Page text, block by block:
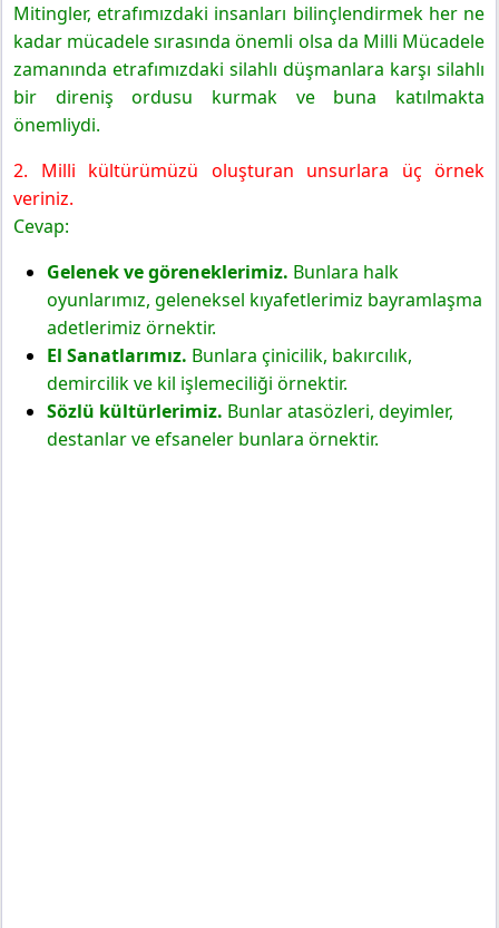
Mitingler, etrafımızdaki insanları bilinçlendirmek her ne
kadar mücadele sırasında önemli olsa da Milli Mücadele
zamanında etrafımızdaki silahlı düşmanlara karşı silahlı
bir direniş ordusu kurmak ve buna katılmakta
önemliydi.
2. Milli kültürümüzü oluşturan unsurlara üç örnek
veriniz.
Cevap:
Gelenek ve göreneklerimiz. Bunlara halk
oyunlarımız, geleneksel kıyafetlerimiz bayramlaşma
adetlerimiz örnektir.
El Sanatlarımız. Bunlara çinicilik, bakırcılık,
demircilik ve kil işlemeciliği örnektir.
Sözlü kültürlerimiz. Bunlar atasözleri, deyimler,
destanlar ve efsaneler bunlara örnektir.